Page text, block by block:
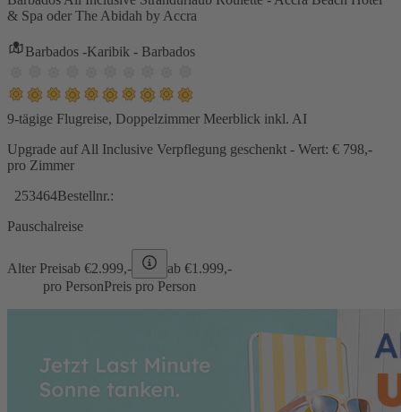
& Spa oder The Abidah by Accra
Barbados -Karibik - Barbados
9-tägige Flugreise, Doppelzimmer Meerblick inkl. AI
Upgrade auf All Inclusive Verpflegung geschenkt - Wert: € 798,-
pro Zimmer
253464Bestellnr.:
Pauschalreise
Alter Preisab €2.999,- ab €1.999,-
pro PersonPreis pro Person